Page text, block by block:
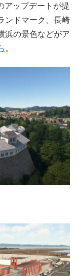
アップデートが提
ンドマーク、長崎
浜の景色などがア
。